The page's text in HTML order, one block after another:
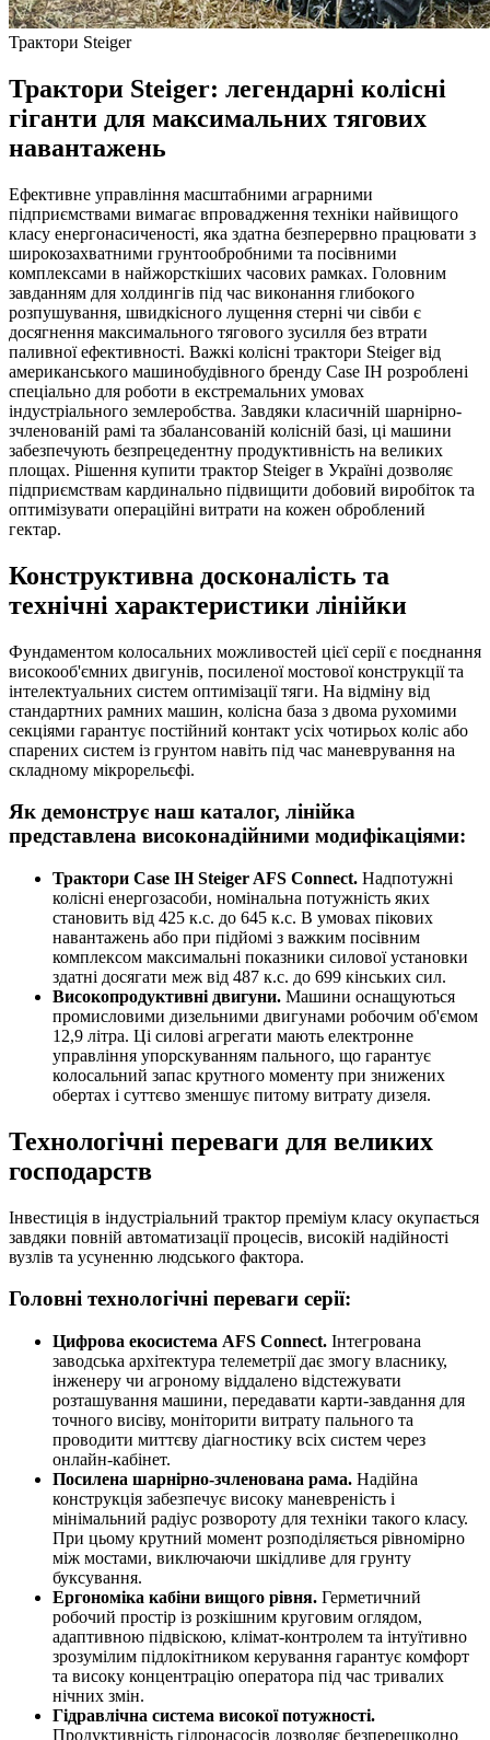
Трактори Steiger
Трактори Steiger: легендарні колісні
гіганти для максимальних тягових
навантажень
Ефективне управління масштабними аграрними
підприємствами вимагає впровадження техніки найвищого
класу енергонасиченості, яка здатна безперервно працювати з
широкозахватними грунтообробними та посівними
комплексами в найжорсткіших часових рамках. Головним
завданням для холдингів під час виконання глибокого
розпушування, швидкісного лущення стерні чи сівби є
досягнення максимального тягового зусилля без втрати
паливної ефективності. Важкі колісні трактори Steiger від
американського машинобудівного бренду Case IH розроблені
спеціально для роботи в екстремальних умовах
індустріального землеробства. Завдяки класичній шарнірно-
зчленованій рамі та збалансованій колісній базі, ці машини
забезпечують безпрецедентну продуктивність на великих
площах. Рішення купити трактор Steiger в Україні дозволяє
підприємствам кардинально підвищити добовий виробіток та
оптимізувати операційні витрати на кожен оброблений
гектар.
Конструктивна досконалість та
технічні характеристики лінійки
Фундаментом колосальних можливостей цієї серії є поєднання
високооб'ємних двигунів, посиленої мостової конструкції та
інтелектуальних систем оптимізації тяги. На відміну від
стандартних рамних машин, колісна база з двома рухомими
секціями гарантує постійний контакт усіх чотирьох коліс або
спарених систем із грунтом навіть під час маневрування на
складному мікрорельєфі.
Як демонструє наш каталог, лінійка
представлена високонадійними модифікаціями:
Трактори Case IH Steiger AFS Connect. Надпотужні
колісні енергозасоби, номінальна потужність яких
становить від 425 к.с. до 645 к.с. В умовах пікових
навантажень або при підйомі з важким посівним
комплексом максимальні показники силової установки
здатні досягати меж від 487 к.с. до 699 кінських сил.
Високопродуктивні двигуни. Машини оснащуються
промисловими дизельними двигунами робочим об'ємом
12,9 літра. Ці силові агрегати мають електронне
управління упорскуванням пального, що гарантує
колосальний запас крутного моменту при знижених
обертах і суттєво зменшує питому витрату дизеля.
Технологічні переваги для великих
господарств
Інвестиція в індустріальний трактор преміум класу окупається
завдяки повній автоматизації процесів, високій надійності
вузлів та усуненню людського фактора.
Головні технологічні переваги серії:
Цифрова екосистема AFS Connect. Інтегрована
заводська архітектура телеметрії дає змогу власнику,
інженеру чи агроному віддалено відстежувати
розташування машини, передавати карти-завдання для
точного висіву, моніторити витрату пального та
проводити миттєву діагностику всіх систем через
онлайн-кабінет.
Посилена шарнірно-зчленована рама. Надійна
конструкція забезпечує високу маневреність і
мінімальний радіус розвороту для техніки такого класу.
При цьому крутний момент розподіляється рівномірно
між мостами, виключаючи шкідливе для грунту
буксування.
Ергономіка кабіни вищого рівня. Герметичний
робочий простір із розкішним круговим оглядом,
адаптивною підвіскою, клімат-контролем та інтуїтивно
зрозумілим підлокітником керування гарантує комфорт
та високу концентрацію оператора під час тривалих
нічних змін.
Гідравлічна система високої потужності.
Продуктивність гідронасосів дозволяє безперешкодно